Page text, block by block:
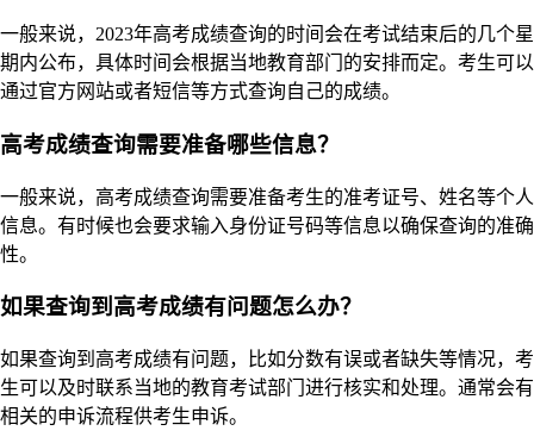
一般来说，2023年高考成绩查询的时间会在考试结束后的几个星
期内公布，具体时间会根据当地教育部门的安排而定。考生可以
通过官方网站或者短信等方式查询自己的成绩。
高考成绩查询需要准备哪些信息？
一般来说，高考成绩查询需要准备考生的准考证号、姓名等个人
信息。有时候也会要求输入身份证号码等信息以确保查询的准确
性。
如果查询到高考成绩有问题怎么办？
如果查询到高考成绩有问题，比如分数有误或者缺失等情况，考
生可以及时联系当地的教育考试部门进行核实和处理。通常会有
相关的申诉流程供考生申诉。